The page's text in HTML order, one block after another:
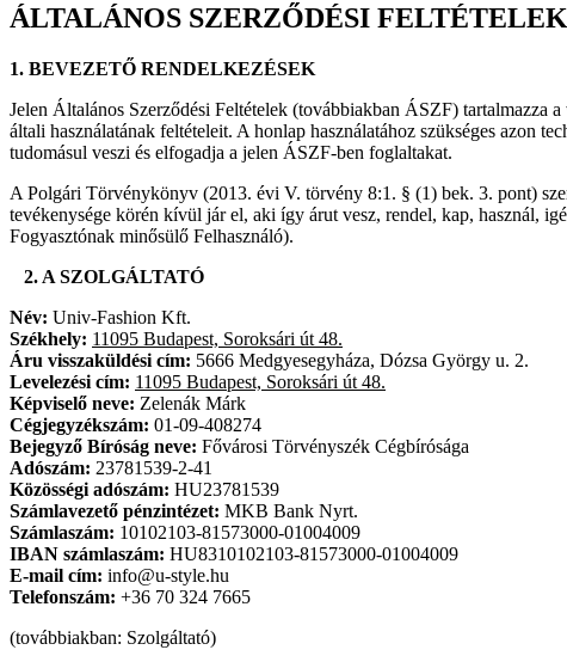
ÁLTALÁNOS SZERZŐDÉSI FELTÉTELEK
1. BEVEZETŐ RENDELKEZÉSEK
Jelen Általános Szerződési Feltételek (továbbiakban ÁSZF) tartalmazza
általi használatának feltételeit. A honlap használatához szükséges azon
tudomásul veszi és elfogadja a jelen ÁSZF-ben foglaltakat.
A Polgári Törvénykönyv (2013. évi V. törvény 8:1. § (1) bek. 3. pont)
tevékenysége körén kívül jár el, aki így árut vesz, rendel, kap, használ,
Fogyasztónak minősülő Felhasználó).
2. A SZOLGÁLTATÓ
Név: Univ-Fashion Kft.
Székhely: 11095 Budapest, Soroksári út 48.
Áru visszaküldési cím: 5666 Medgyesegyháza, Dózsa György u. 2.
Levelezési cím: 11095 Budapest, Soroksári út 48.
Képviselő neve: Zelenák Márk
Cégjegyzékszám: 01-09-408274
Bejegyző Bíróság neve: Fővárosi Törvényszék Cégbírósága
Adószám: 23781539-2-41
Közösségi adószám: HU23781539
Számlavezető pénzintézet: MKB Bank Nyrt.
Számlaszám: 10102103-81573000-01004009
IBAN számlaszám: HU8310102103-81573000-01004009
E-mail cím: info@u-style.hu
Telefonszám: +36 70 324 7665
(továbbiakban: Szolgáltató)